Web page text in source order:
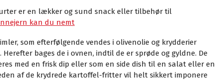
er en lækker og sund snack eller tilbehør til
kan du nemt
som efterfølgende vendes i olivenolie og krydderier
bages de i ovnen, indtil de er sprøde og gyldne. De
med en frisk dip eller som en side dish til en salat eller en
af de krydrede kartoffel-fritter vil helt sikkert imponere